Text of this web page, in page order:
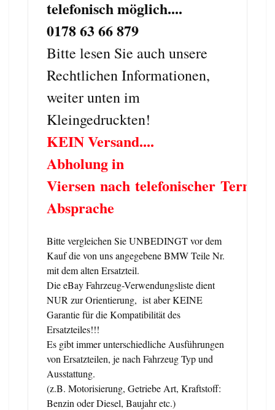
telefonisch möglich....
0178 63 66 879
Bitte lesen Sie auch unsere
Rechtlichen Informationen,
weiter unten im
Kleingedruckten!
KEIN Versand....
Abholung in
Viersen nach telefonischer Termin
Absprache
Bitte vergleichen Sie UNBEDINGT vor dem
Kauf die von uns angegebene BMW Teile Nr.
mit dem alten Ersatzteil.
Die eBay Fahrzeug-Verwendungsliste dient
NUR zur Orientierung, ist aber KEINE
Garantie für die Kompatibilität des
Ersatzteiles!!!
Es gibt immer unterschiedliche Ausführungen
von Ersatzteilen, je nach Fahrzeug Typ und
Ausstattung.
(z.B. Motorisierung, Getriebe Art, Kraftstoff:
Benzin oder Diesel, Baujahr etc.)